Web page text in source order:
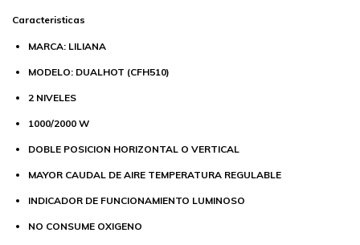
Caracteristicas
MARCA: LILIANA
MODELO: DUALHOT (CFH510)
2 NIVELES
1000/2000 W
DOBLE POSICION HORIZONTAL O VERTICAL
MAYOR CAUDAL DE AIRE TEMPERATURA REGULABLE
INDICADOR DE FUNCIONAMIENTO LUMINOSO
NO CONSUME OXIGENO